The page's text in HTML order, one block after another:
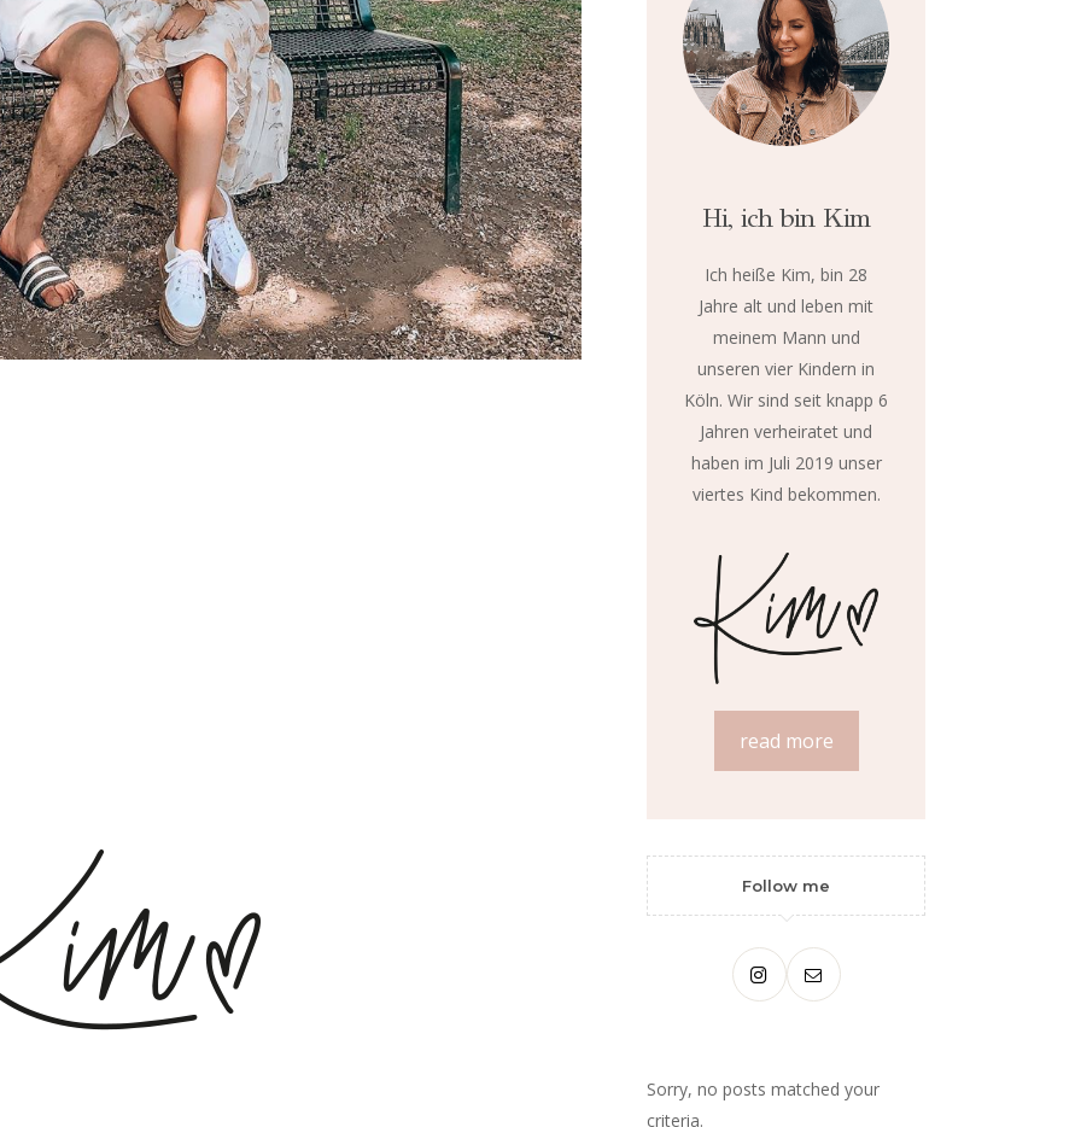
Hi, ich bin Kim
Ich heiße Kim, bin 28
Jahre alt und leben mit
meinem Mann und
unseren vier Kindern in
Köln. Wir sind seit knapp 6
Jahren verheiratet und
haben im Juli 2019 unser
viertes Kind bekommen.
read more
Follow me
Sorry, no posts matched your
criteria.